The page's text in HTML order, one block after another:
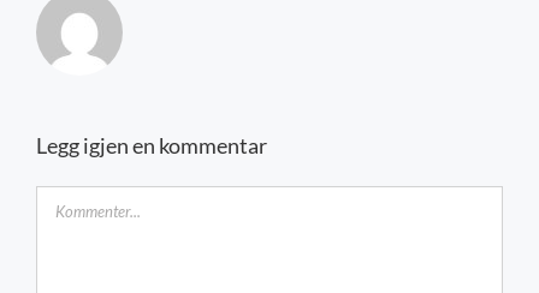
Legg igjen en kommentar